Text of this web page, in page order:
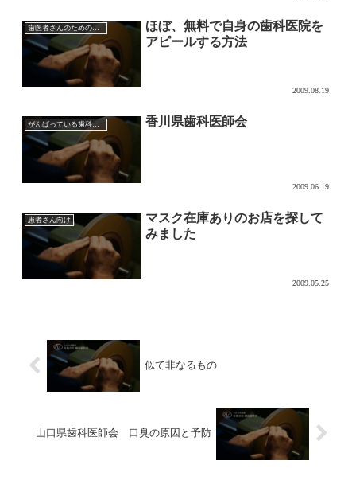
歯医者さんのためのマーケティング
ほぼ、無料で自身の歯科医院を
アピールする方法
2009.08.19
がんばっている歯科医師会 香川県歯科医師会
2009.06.19
患者さん向け
マスク在庫ありのお店を探して
みました
2009.05.25
似て非なるもの
山口県歯科医師会 口臭の原因と予防